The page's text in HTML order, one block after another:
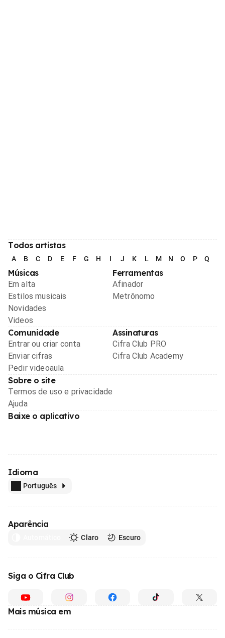
Todos artistas
A B C D E F G H I J K L M N O P Q
Músicas
Em alta
Estilos musicais
Novidades
Videos
Ferramentas
Afinador
Metrônomo
Comunidade
Entrar ou criar conta
Enviar cifras
Pedir videoaula
Assinaturas
Cifra Club PRO
Cifra Club Academy
Sobre o site
Termos de uso e privacidade
Ajuda
Baixe o aplicativo
Idioma
Português
Aparência
Claro Escuro
Siga o Cifra Club
Mais música em